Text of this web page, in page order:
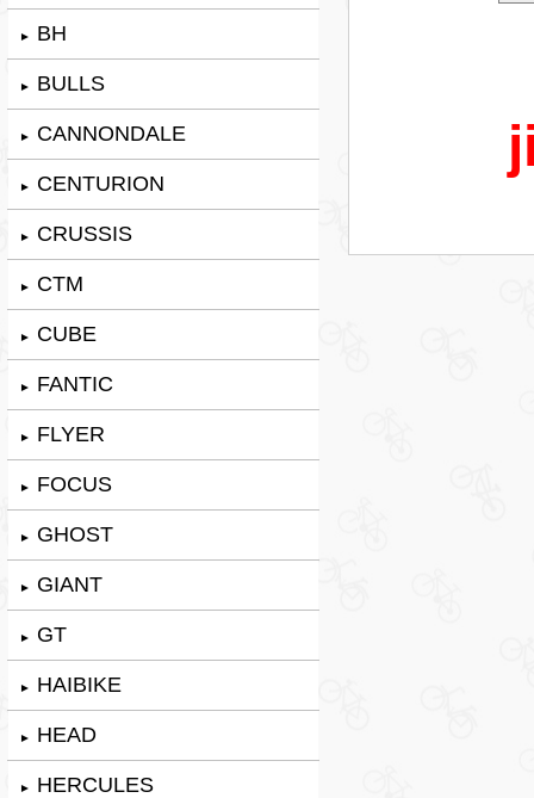
► BH
► BULLS
► CANNONDALE
► CENTURION
► CRUSSIS
► CTM
► CUBE
► FANTIC
► FLYER
► FOCUS
► GHOST
► GIANT
► GT
► HAIBIKE
► HEAD
► HERCULES